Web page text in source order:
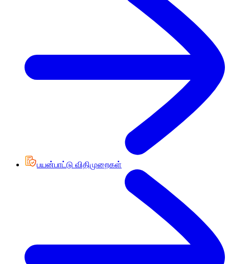
பயன்பாட்டு விதிமுறைகள்